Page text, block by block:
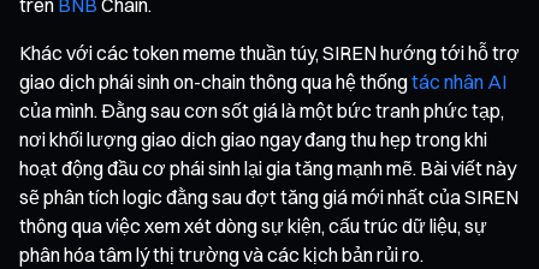
Khác với các token meme thuần túy, SIREN hướng tới hỗ trợ
giao dịch phái sinh on-chain thông qua hệ thốngtác nhân AI
của mình. Đằng sau cơn sốt giá là một bức tranh phức tạp,
nơi khối lượng giao dịch giao ngay đang thu hẹp trong khi
hoạt động đầu cơ phái sinh lại gia tăng mạnh mẽ. Bài viết này
sẽ phân tích logic đằng sau đợt tăng giá mới nhất của SIREN
thông qua việc xem xét dòng sự kiện, cấu trúc dữ liệu, sự
phân hóa tâm lý thị trường và các kịch bản rủi ro.